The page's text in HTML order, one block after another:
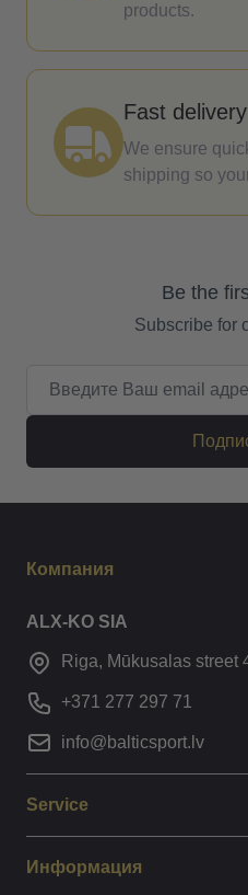
products.
Fast delivery
We ensure
shipping so
Be the
Subscribe for
Компания
ALX-KO SIA
Riga, Mūkusalas street
+371 277 297 71
info@balticsport.lv
Service
Информация